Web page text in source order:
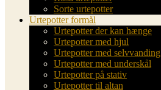
Sorte urtepotter
Urtepotter formål
Urtepotter der kan hænge
Urtepotter med hjul
Urtepotter med selvvanding
Urtepotter med underskål
Urtepotter på stativ
Urtepotter til altan